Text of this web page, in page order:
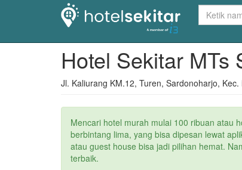
Hotel Sekitar MTs
Jl. Kaliurang KM.12, Turen, Sardonoharjo,
Mencari hotel murah mulai 100 ribuan atau
berbintang lima, yang bisa dipesan lewat
atau guest house bisa jadi pilihan hemat.
terbaik.